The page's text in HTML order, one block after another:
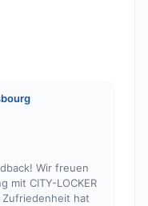
Wir freuen
mit CITY-LOCKER
hat